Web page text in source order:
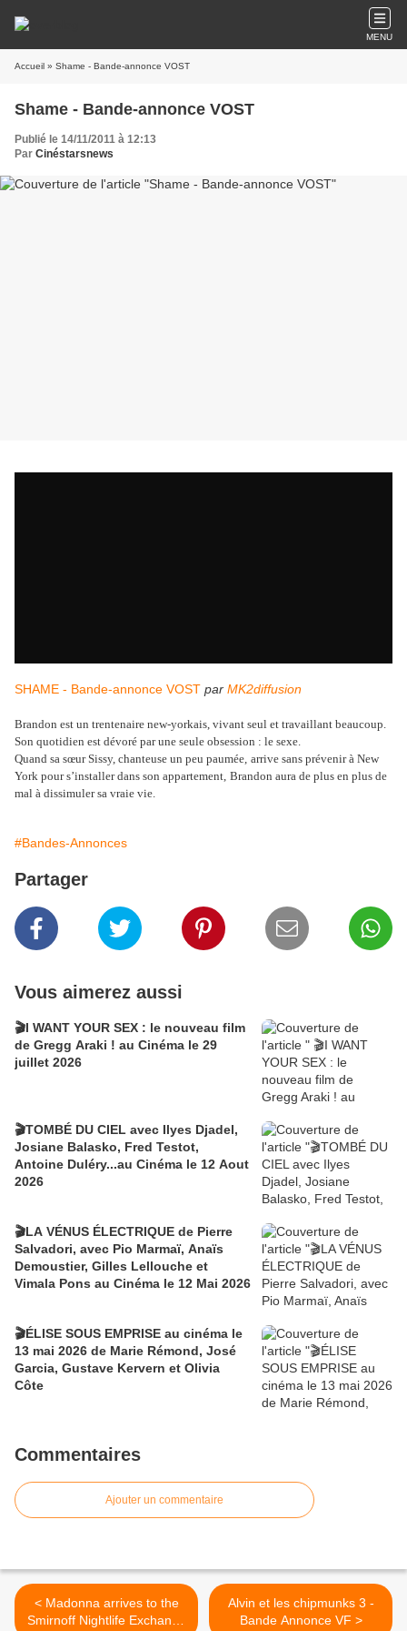
MENU
Accueil » Shame - Bande-annonce VOST
Shame - Bande-annonce VOST
Publié le 14/11/2011 à 12:13
Par Cinéstarsnews
SHAME - Bande-annonce VOST par MK2diffusion
Brandon est un trentenaire new-yorkais, vivant seul et travaillant beaucoup.
Son quotidien est dévoré par une seule obsession : le sexe.
Quand sa sœur Sissy, chanteuse un peu paumée, arrive sans prévenir à New
York pour s’installer dans son appartement, Brandon aura de plus en plus de
mal à dissimuler sa vraie vie.
#Bandes-Annonces
Partager
Vous aimerez aussi
🎬I WANT YOUR SEX : le nouveau film
de Gregg Araki ! au Cinéma le 29
juillet 2026
🎬TOMBÉ DU CIEL avec Ilyes Djadel,
Josiane Balasko, Fred Testot,
Antoine Duléry...au Cinéma le 12 Aout
2026
🎬LA VÉNUS ÉLECTRIQUE de Pierre
Salvadori, avec Pio Marmaï, Anaïs
Demoustier, Gilles Lellouche et
Vimala Pons au Cinéma le 12 Mai 2026
🎬ÉLISE SOUS EMPRISE au cinéma le
13 mai 2026 de Marie Rémond, José
Garcia, Gustave Kervern et Olivia
Côte
Commentaires
Ajouter un commentaire
< Madonna arrives to the
Smirnoff Nightlife Exchange
Alvin et les chipmunks 3 -
Bande Annonce VF >